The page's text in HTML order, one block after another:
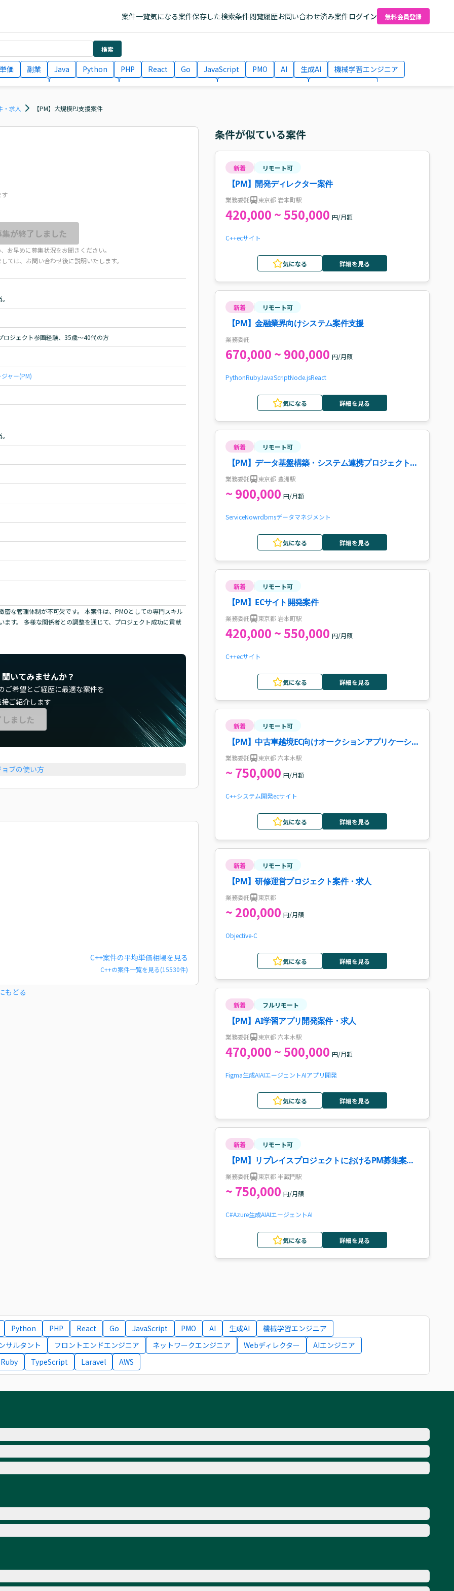
案件一覧気になる案件保存した検索条件閲覧履歴お問い合わせ済み案件ログイン 無料会員登録
検索
価 副業 Java Python PHP React Go JavaScript PMO AI 生成AI
機械学習エンジニア
月収100万円 業務委託
・求人 【PM】大規模PJ支援案件
す
が終了しました
お早めに募集状況をお聞きください。
ては、お問い合わせ後に説明いたします。
ロジェクト参画経験、35歳～40代の方
ャー(PM)
な管理体制が不可欠です。 本案件は、PMOとしての専門スキル
す。 多様な関係者との調整を通じて、プロジェクト成功に貢献
いてみませんか？
ご希望とご経歴に最適な案件を
ご紹介します
ました
ブの使い方
C++案件の平均単価相場を見る
C++の案件一覧を見る(15530件)
もどる
条件が似ている案件
新着 リモート可
【PM】開発ディレクター案件
業務委託 東京都 岩本町駅
420,000 ~ 550,000 円/月額
C++ecサイト
気になる 詳細を見る
新着 リモート可
【PM】金融業界向けシステム案件支援
業務委託
670,000 ~ 900,000 円/月額
PythonRubyJavaScriptNode.jsReact
気になる 詳細を見る
新着 リモート可
【PM】データ基盤構築・システム連携プロジェクト案
件・求人
業務委託 東京都 豊洲駅
~ 900,000 円/月額
ServiceNowrdbmsデータマネジメント
気になる 詳細を見る
新着 リモート可
【PM】ECサイト開発案件
業務委託 東京都 岩本町駅
420,000 ~ 550,000 円/月額
C++ecサイト
気になる 詳細を見る
新着 リモート可
【PM】中古車越境EC向けオークションアプリケーショ
ン開発案件・求人
業務委託 東京都 六本木駅
~ 750,000 円/月額
C++システム開発ecサイト
気になる 詳細を見る
新着 リモート可
【PM】研修運営プロジェクト案件・求人
業務委託 東京都
~ 200,000 円/月額
Objective-C
気になる 詳細を見る
新着 フルリモート
【PM】AI学習アプリ開発案件・求人
業務委託 東京都 六本木駅
470,000 ~ 500,000 円/月額
Figma生成AIAIエージェントAIアプリ開発
気になる 詳細を見る
新着 リモート可
【PM】リプレイスプロジェクトにおけるPM募集案
件・求人
業務委託 東京都 半蔵門駅
~ 750,000 円/月額
C#Azure生成AIAIエージェントAI
気になる 詳細を見る
Python PHP React Go JavaScript PMO AI 生成AI
機械学習エンジニア
サルタント
フロントエンドエンジニア ネットワークエンジニア Webディレクター
AIエンジニア
Ruby
TypeScript Laravel AWS